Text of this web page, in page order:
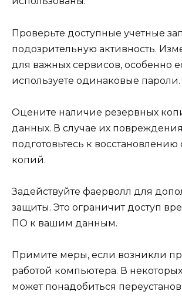
Проверьте доступные учетные
подозрительную активность.
для важных сервисов, особенно
используете одинаковые пароли.
Оцените наличие резервных
данных. В случае их повреждения
подготовьтесь к
копий.
Задействуйте фаерволл для
защиты. Это ограничит доступ
ПО к вашим данным.
Примите меры, если возникли
работой компьютера. В
может понадобиться